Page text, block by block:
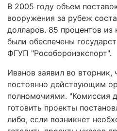
В 2005 году объем
вооружения за рубеж
долларов. 85 процентов из
были обеспечены
ФГУП "Рособоронэкспорт".
Иванов заявил во вторник,
постоянно действующим
полномочиями. "Комиссия
готовить проекты
либо, если возникнет